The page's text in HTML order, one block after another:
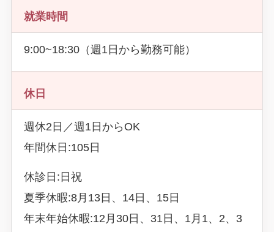
就業時間
9:00~18:30（週1日から勤務可能）
休日
週休2日／週1日からOK
年間休日:105日
休診日:日祝
夏季休暇:8月13日、14日、15日
年末年始休暇:12月30日、31日、1月1、2、3